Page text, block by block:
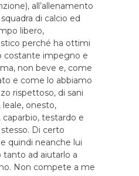
all’allenamento
di calcio ed
libero,
perché ha ottimi
costante impegno e
non beve e, come
e come lo abbiamo
rispettoso, di sani
leale, onesto,
testardo e
Di certo
quindi neanche lui
tanto ad aiutarlo a
Non compete a me